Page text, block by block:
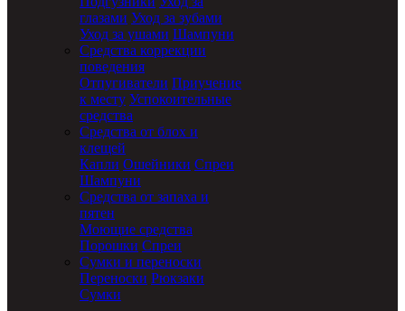
глазами Уход за зубами
Уход за ушами Шампуни
Средства коррекции
поведения
Отпугиватели Приучение
к месту Успокоительные
средства
Средства от блох и
клещей
Капли Ошейники Спреи
Шампуни
Средства от запаха и
пятен
Моющие средства
Порошки Спреи
Сумки и переноски
Переноски Рюкзаки
Сумки